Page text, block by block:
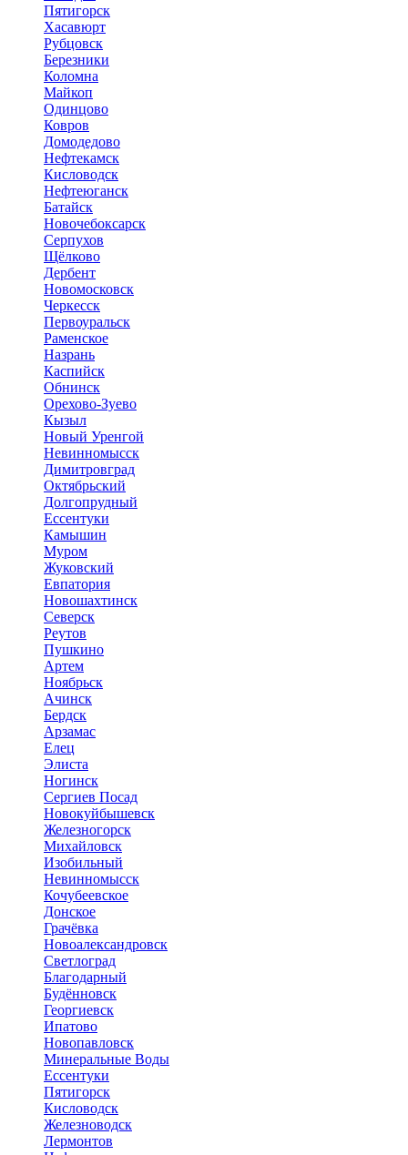
Пятигорск
Хасавюрт
Рубцовск
Березники
Коломна
Майкоп
Одинцово
Ковров
Домодедово
Нефтекамск
Кисловодск
Нефтеюганск
Батайск
Новочебоксарск
Серпухов
Щёлково
Дербент
Новомосковск
Черкесск
Первоуральск
Раменское
Назрань
Каспийск
Обнинск
Орехово-Зуево
Кызыл
Новый Уренгой
Невинномысск
Димитровград
Октябрьский
Долгопрудный
Ессентуки
Камышин
Муром
Жуковский
Евпатория
Новошахтинск
Северск
Реутов
Пушкино
Артем
Ноябрьск
Ачинск
Бердск
Арзамас
Елец
Элиста
Ногинск
Сергиев Посад
Новокуйбышевск
Железногорск
Михайловск
Изобильный
Невинномысск
Кочубеевское
Донское
Грачёвка
Новоалександровск
Светлоград
Благодарный
Будённовск
Георгиевск
Ипатово
Новопавловск
Минеральные Воды
Ессентуки
Пятигорск
Кисловодск
Железноводск
Лермонтов